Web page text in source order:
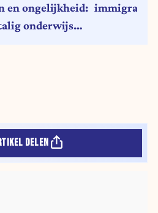
en ongelijkheid:
onderwijs
immigratie,
DELEN